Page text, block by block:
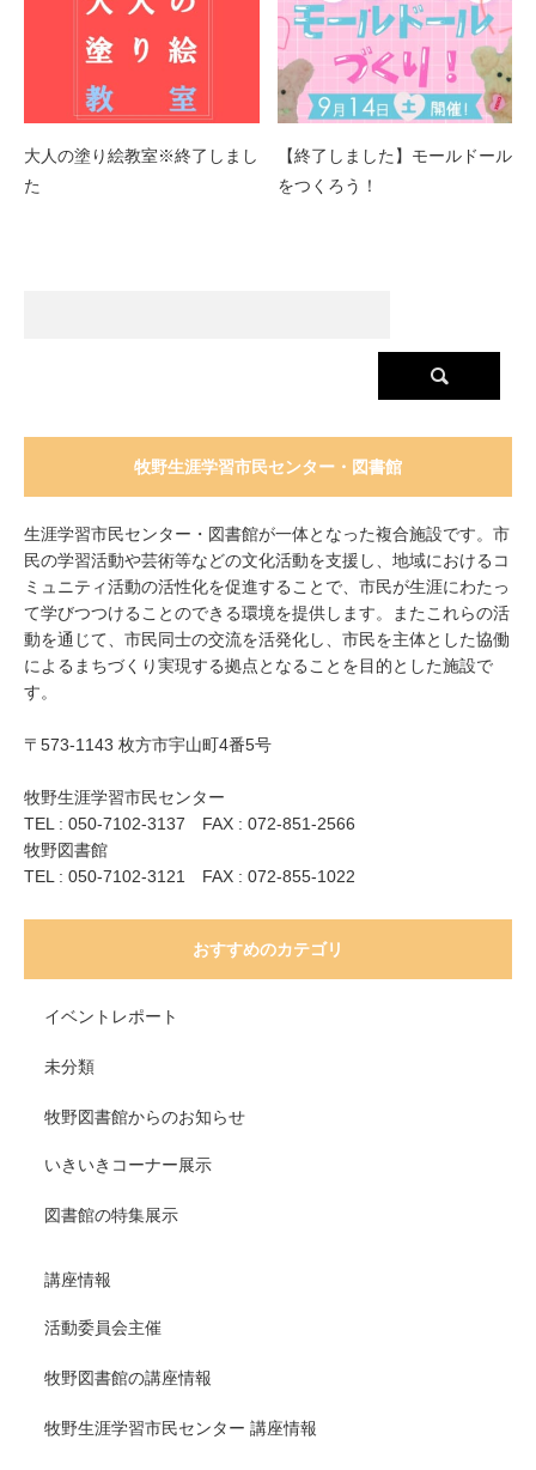
大人の塗り絵教室※終了しまし
た
【終了しました】モールドール
をつくろう！
牧野生涯学習市民センター・図書館
生涯学習市民センター・図書館が一体となった複合施設です。市
民の学習活動や芸術等などの文化活動を支援し、地域におけるコ
ミュニティ活動の活性化を促進することで、市民が生涯にわたっ
て学びつつけることのできる環境を提供します。またこれらの活
動を通じて、市民同士の交流を活発化し、市民を主体とした協働
によるまちづくり実現する拠点となることを目的とした施設で
す。
〒573-1143 枚方市宇山町4番5号
牧野生涯学習市民センター
TEL : 050-7102-3137 FAX : 072-851-2566
牧野図書館
TEL : 050-7102-3121 FAX : 072-855-1022
おすすめのカテゴリ
イベントレポート
未分類
牧野図書館からのお知らせ
いきいきコーナー展示
図書館の特集展示
講座情報
活動委員会主催
牧野図書館の講座情報
牧野生涯学習市民センター 講座情報